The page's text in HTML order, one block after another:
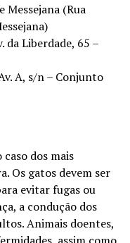
Messejana (Rua
da Liberdade, 65 –
A, s/n – Conjunto
dos mais
Os gatos devem ser
evitar fugas ou
a condução dos
Animais doentes,
assim como